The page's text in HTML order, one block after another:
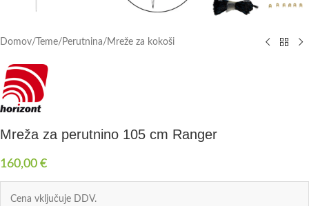
Domov/ Teme/ Perutnina/ Mreže za kokoši
Mreža za perutnino 105 cm Ranger
160,00 €
Cena vključuje DDV.